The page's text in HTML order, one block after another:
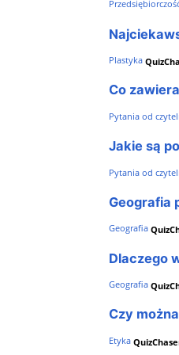
Plastyka
Co
Pytania od
Jakie są
Pytania od
Geografia
Geografia
Dlaczego
Geografia
Czy
Etyka